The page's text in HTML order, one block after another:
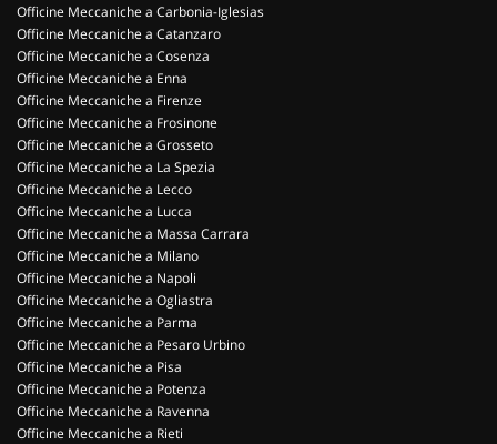
Officine Meccaniche a Carbonia-Iglesias
Officine Meccaniche a Catanzaro
Officine Meccaniche a Cosenza
Officine Meccaniche a Enna
Officine Meccaniche a Firenze
Officine Meccaniche a Frosinone
Officine Meccaniche a Grosseto
Officine Meccaniche a La Spezia
Officine Meccaniche a Lecco
Officine Meccaniche a Lucca
Officine Meccaniche a Massa Carrara
Officine Meccaniche a Milano
Officine Meccaniche a Napoli
Officine Meccaniche a Ogliastra
Officine Meccaniche a Parma
Officine Meccaniche a Pesaro Urbino
Officine Meccaniche a Pisa
Officine Meccaniche a Potenza
Officine Meccaniche a Ravenna
Officine Meccaniche a Rieti